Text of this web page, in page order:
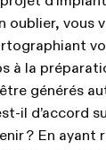
oublier, vous
à la
générés
il d’accord
? En